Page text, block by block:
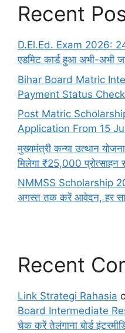
Recent
D.El.Ed. Exam 2026: 24
एडमिट कार्ड हुआ अभी-अभी
Bihar Board Matric
Payment Status
Post Matric
Application From 15
मुख्यमंत्री कन्या उत्थान
मिलेगा ₹25,000 प्रोत्साहन
NMMSS Scholarship
अगस्त तक करें आवेदन, हर
Recent
Link Strategi Rahasia
Board Intermediate
चेक करें तेलंगाना बोर्ड